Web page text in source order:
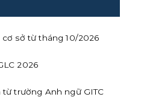
sở từ tháng 10/2026
2026
trường Anh ngữ GITC